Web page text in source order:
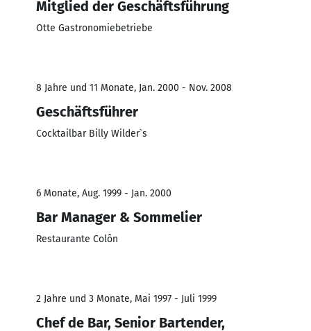
Mitglied der Geschäftsführung
Otte Gastronomiebetriebe
8 Jahre und 11 Monate, Jan. 2000 - Nov. 2008
Geschäftsführer
Cocktailbar Billy Wilder`s
6 Monate, Aug. 1999 - Jan. 2000
Bar Manager & Sommelier
Restaurante Colôn
2 Jahre und 3 Monate, Mai 1997 - Juli 1999
Chef de Bar, Senior Bartender,